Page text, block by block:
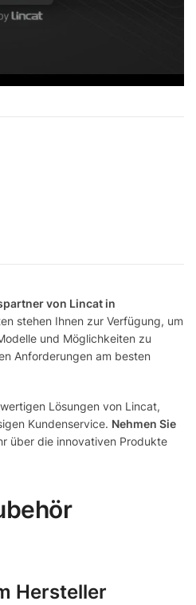
von Lincat in
stehen Ihnen zur Verfügung, um
und Möglichkeiten zu
Anforderungen am besten
Lösungen von Lincat,
Kundenservice. Nehmen Sie
über die innovativen Produkte
Hersteller